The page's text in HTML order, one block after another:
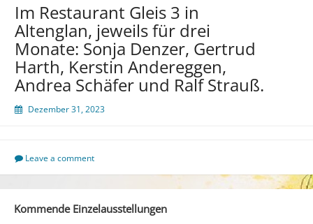
Im Restaurant Gleis 3 in
Altenglan, jeweils für drei
Monate: Sonja Denzer, Gertrud
Harth, Kerstin Andereggen,
Andrea Schäfer und Ralf Strauß.
Dezember 31, 2023
Leave a comment
Kommende Einzelausstellungen